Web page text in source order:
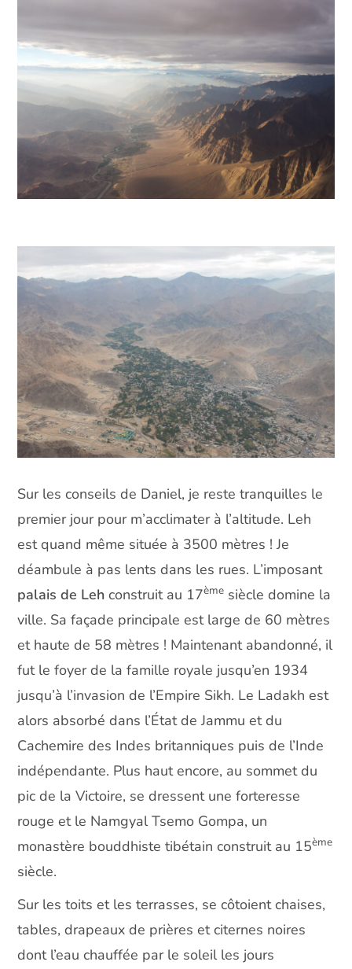
Sur les conseils de Daniel, je reste tranquilles le
premier jour pour m’acclimater à l’altitude. Leh
est quand même située à 3500 mètres ! Je
déambule à pas lents dans les rues. L’imposant
palais de Lehconstruit au 17ème siècle domine la
ville. Sa façade principale est large de 60 mètres
et haute de 58 mètres ! Maintenant abandonné, il
fut le foyer de la famille royale jusqu’en 1934
jusqu’à l’invasion de l’Empire Sikh. Le Ladakh est
alors absorbé dans l’État de Jammu et du
Cachemire des Indes britanniques puis de l’Inde
indépendante. Plus haut encore, au sommet du
pic de la Victoire, se dressent une forteresse
rouge et le Namgyal Tsemo Gompa, un
monastère bouddhiste tibétain construit au 15ème
siècle.
Sur les toits et les terrasses, se côtoient chaises,
tables, drapeaux de prières et citernes noires
dont l’eau chauffée par le soleil les jours